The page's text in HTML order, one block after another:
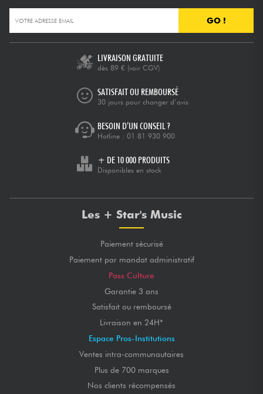
GO !
LIVRAISON GRATUITE
dès 89 € (voir CGV)
SATISFAIT OU REMBOURSÉ
30 jours pour changer d’avis
BESOIN D’UN CONSEIL ?
Hotline : 01 81 930 900
+ DE 10 000 PRODUITS
Disponibles en stock
Les + Star's Music
Paiement sécurisé
Paiement par mandat administratif
Pass Culture
Garantie 3 ans
Satisfait ou remboursé
Livraison en 24H*
Espace Pros-Institutions
Ventes intra-communautaires
Plus de 700 marques
Nos clients récompensés